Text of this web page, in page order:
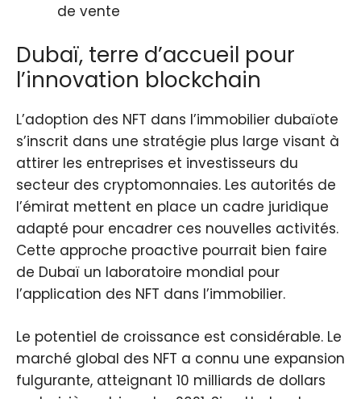
de vente
Dubaï, terre d’accueil pour
l’innovation blockchain
L’adoption des NFT dans l’immobilier dubaïote
s’inscrit dans une stratégie plus large visant à
attirer les entreprises et investisseurs du
secteur des cryptomonnaies. Les autorités de
l’émirat mettent en place un cadre juridique
adapté pour encadrer ces nouvelles activités.
Cette approche proactive pourrait bien faire
de Dubaï un laboratoire mondial pour
l’application des NFT dans l’immobilier.
Le potentiel de croissance est considérable. Le
marché global des NFT a connu une expansion
fulgurante, atteignant 10 milliards de dollars